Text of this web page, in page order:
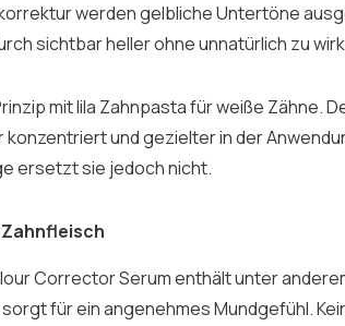
werden gelbliche Untertöne
sichtbar heller ohne unnatürlich zu
mit lila Zahnpasta für weiße Zähne.
konzentriert und gezielter in der
ersetzt sie jedoch nicht.
Corrector Serum enthält unter
für ein angenehmes Mundgefühl.